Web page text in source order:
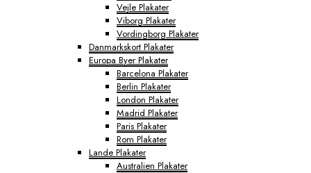
Vejle Plakater
Viborg Plakater
Vordingborg Plakater
Danmarkskort Plakater
Europa Byer Plakater
Barcelona Plakater
Berlin Plakater
London Plakater
Madrid Plakater
Paris Plakater
Rom Plakater
Lande Plakater
Australien Plakater